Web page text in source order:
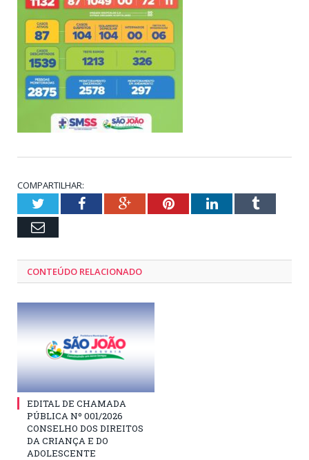
COMPARTILHAR:
TwitterFacebookGoogle+PinterestLinkedInTumblr
Email
CONTEÚDO RELACIONADO
EDITAL DE CHAMADA
PÚBLICA Nº 001/2026
CONSELHO DOS DIREITOS
DA CRIANÇA E DO
ADOLESCENTE